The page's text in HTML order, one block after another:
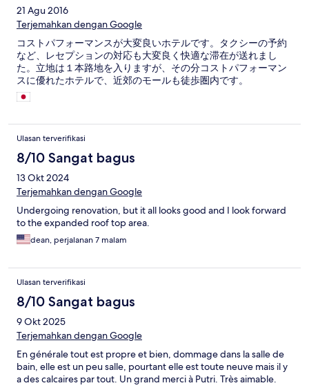
21 Agu 2016
Terjemahkan dengan Google
コストパフォーマンスが大変良いホテルです。タクシーの予約
など、レセプションの対応も大変良く快適な滞在が送れまし
た。立地は１本路地を入りますが、その分コストパフォーマン
スに優れたホテルで、近郊のモールも徒歩圏内です。
Ulasan terverifikasi
8/10 Sangat bagus
13 Okt 2024
Terjemahkan dengan Google
Undergoing renovation, but it all looks good and I look forward
to the expanded roof top area.
dean, perjalanan 7 malam
Ulasan terverifikasi
8/10 Sangat bagus
9 Okt 2025
Terjemahkan dengan Google
En générale tout est propre et bien, dommage dans la salle de
bain, elle est un peu salle, pourtant elle est toute neuve mais il y
a des calcaires par tout. Un grand merci à Putri. Très aimable.